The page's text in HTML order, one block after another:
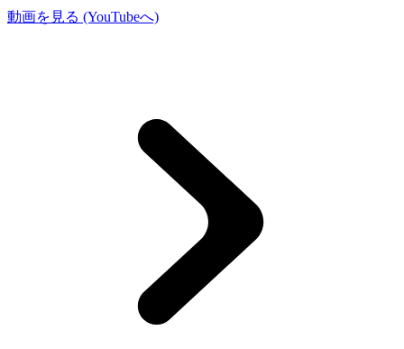
動画を見る (YouTubeへ)